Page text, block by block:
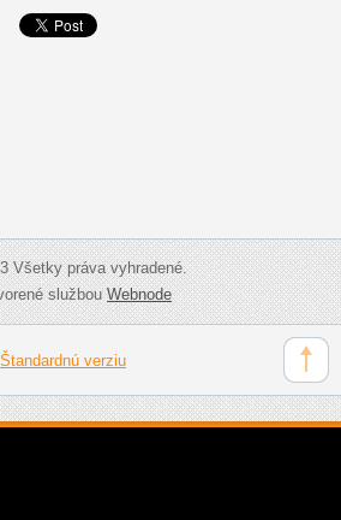
Všetky práva vyhradené.
službouWebnode
Štandardnú verziu